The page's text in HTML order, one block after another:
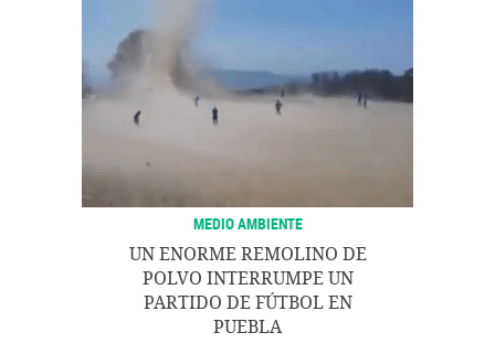
MEDIO AMBIENTE
UN ENORME REMOLINO DE
POLVO INTERRUMPE UN
PARTIDO DE FÚTBOL EN
PUEBLA